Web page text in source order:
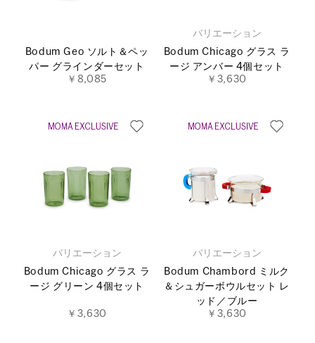
Bodum Geo ソルト＆ペッ
パー グラインダーセット
￥8,085
バリエーション
Bodum Chicago グラス ラ
ージ アンバー 4個セット
￥3,630
バリエーション
Bodum Chicago グラス ラ
ージ グリーン 4個セット
￥3,630
バリエーション
Bodum Chambord ミルク
＆シュガーボウルセット レ
ッド／ブルー
￥3,630